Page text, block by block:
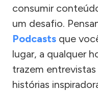
consumir
um desafio.
Podcasts que
lugar, a qualquer
trazem
histórias